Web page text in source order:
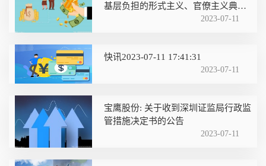
基层负担的形式主义、官僚主义典型
2023-07-11
快讯2023-07-11 17:41:31
2023-07-11
宝鹰股份: 关于收到深圳证监局行政监
管措施决定书的公告
2023-07-11